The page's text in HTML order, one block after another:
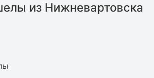
из Нижневартовска